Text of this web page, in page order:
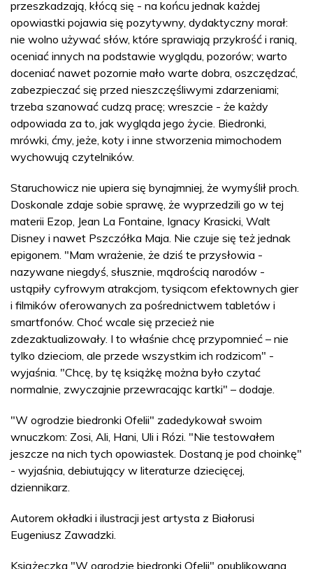
przeszkadzają, kłócą się - na końcu jednak każdej
opowiastki pojawia się pozytywny, dydaktyczny morał:
nie wolno używać słów, które sprawiają przykrość i ranią,
oceniać innych na podstawie wyglądu, pozorów; warto
doceniać nawet pozornie mało warte dobra, oszczędzać,
zabezpieczać się przed nieszczęśliwymi zdarzeniami;
trzeba szanować cudzą pracę; wreszcie - że każdy
odpowiada za to, jak wygląda jego życie. Biedronki,
mrówki, ćmy, jeże, koty i inne stworzenia mimochodem
wychowują czytelników.
Staruchowicz nie upiera się bynajmniej, że wymyślił proch.
Doskonale zdaje sobie sprawę, że wyprzedzili go w tej
materii Ezop, Jean La Fontaine, Ignacy Krasicki, Walt
Disney i nawet Pszczółka Maja. Nie czuje się też jednak
epigonem. "Mam wrażenie, że dziś te przysłowia -
nazywane niegdyś, słusznie, mądrością narodów -
ustąpiły cyfrowym atrakcjom, tysiącom efektownych gier
i filmików oferowanych za pośrednictwem tabletów i
smartfonów. Choć wcale się przecież nie
zdezaktualizowały. I to właśnie chcę przypomnieć – nie
tylko dzieciom, ale przede wszystkim ich rodzicom" -
wyjaśnia. "Chcę, by tę książkę można było czytać
normalnie, zwyczajnie przewracając kartki" – dodaje.
"W ogrodzie biedronki Ofelii" zadedykował swoim
wnuczkom: Zosi, Ali, Hani, Uli i Rózi. "Nie testowałem
jeszcze na nich tych opowiastek. Dostaną je pod choinkę"
- wyjaśnia, debiutujący w literaturze dziecięcej,
dziennikarz.
Autorem okładki i ilustracji jest artysta z Białorusi
Eugeniusz Zawadzki.
Książeczka "W ogrodzie biedronki Ofelii" opublikowana